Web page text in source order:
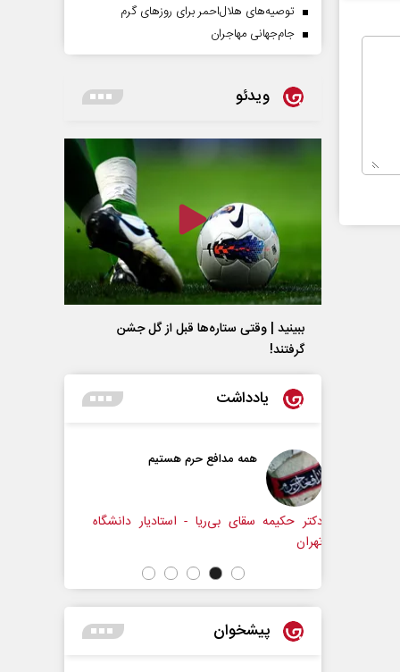
توصیه‌های هلال‌احمر برای روز‌های گرم
جام‌جهانی مهاجران
ویدئو
ببینید | وقتی ستاره‌ها قبل از گل جشن
گرفتند!
یادداشت
- استادیار دانشگاه
حکایت یک تاریخ و دو زندگی
پیشخوان